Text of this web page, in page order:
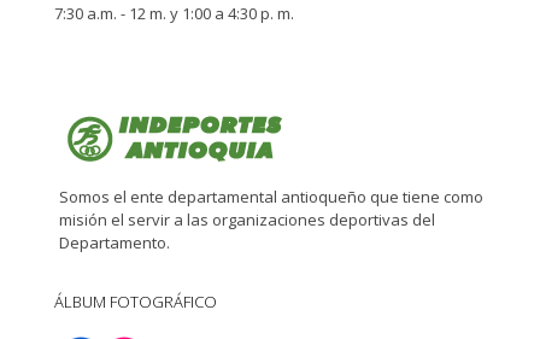
7:30 a.m. - 12 m. y 1:00 a 4:30 p. m.
Somos el ente departamental antioqueño que tiene como
misión el servir a las organizaciones deportivas del
Departamento.
ÁLBUM FOTOGRÁFICO